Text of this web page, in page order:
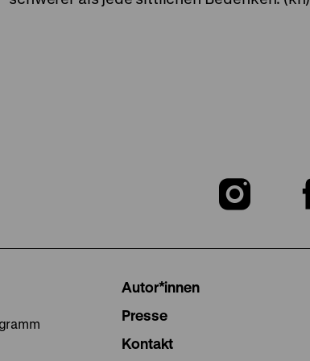
Zu
Autor*innen
Presse
Kontakt